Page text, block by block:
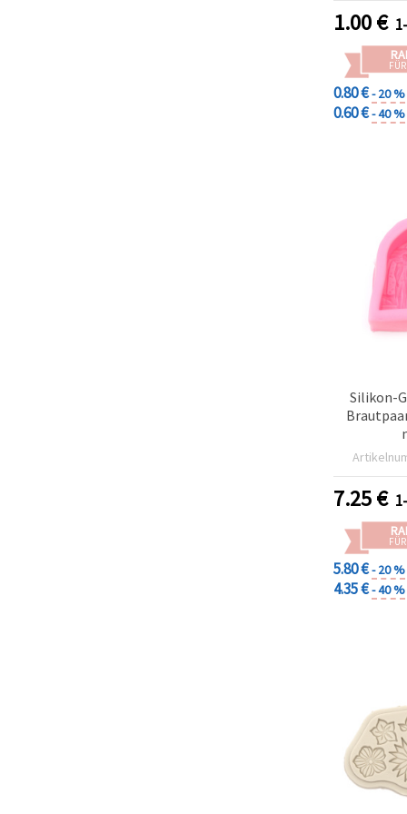
DIY-
1.00€
0.80 €- 20 %
0.60 €- 40 %
Silikon-
7.25€
5.80 €- 20 %
4.35 €- 40 %